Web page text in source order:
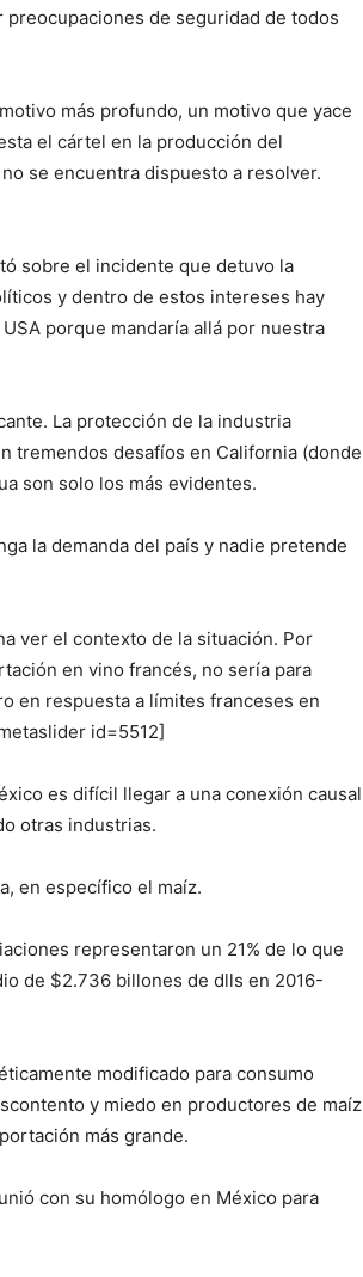
preocupaciones de seguridad de todos
más profundo, un motivo que yace
el cártel en la producción del
se encuentra dispuesto a resolver.
sobre el incidente que detuvo la
y dentro de estos intereses hay
porque mandaría allá por nuestra
La protección de la industria
tremendos desafíos en California (donde
son solo los más evidentes.
la demanda del país y nadie pretende
ver el contexto de la situación. Por
en vino francés, no sería para
en respuesta a límites franceses en
id=5512]
es difícil llegar a una conexión causal
otras industrias.
en específico el maíz.
representaron un 21% de lo que
de $2.736 billones de dlls en 2016-
modificado para consumo
y miedo en productores de maíz
más grande.
con su homólogo en México para